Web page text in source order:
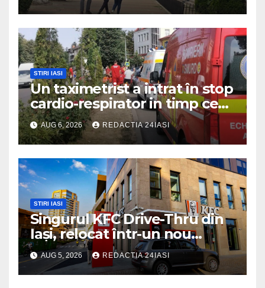
STIRI IASI
Un taximetrist a intrat în stop
cardio-respirator in timp ce
se afla la volan
AUG 6, 2026 REDACTIA 24IASI
STIRI IASI
Singurul KFC Drive-Thru din
Iași, relocat într-un nou
spaţiu din Palas, cu peste
400 mp la interior și servicii
disponibile non-stop
AUG 5, 2026 REDACTIA 24IASI